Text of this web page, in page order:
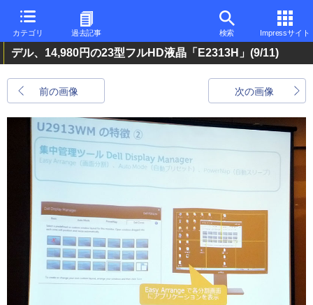
カテゴリ 過去記事 検索 Impressサイト
デル、14,980円の23型フルHD液晶「E2313H」 (9/11)
前の画像 次の画像